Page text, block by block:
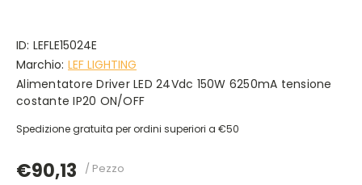
ID: LEFLE15024E
Marchio: LEF LIGHTING
Alimentatore Driver LED 24Vdc 150W 6250mA tensione
costante IP20 ON/OFF
Spedizione gratuita per ordini superiori a €50
€90,13 / Pezzo